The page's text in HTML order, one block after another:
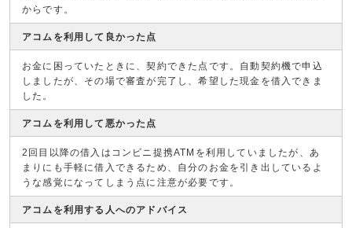
からです。
アコムを利用して良かった点
お金に困っていたときに、契約できた点です。自動契約機で申込
しましたが、その場で審査が完了し、希望した現金を借入できま
した。
アコムを利用して悪かった点
2回目以降の借入はコンビニ提携ATMを利用していましたが、あ
まりにも手軽に借入できるため、自分のお金を引き出しているよ
うな感覚になってしまう点に注意が必要です。
アコムを利用する人へのアドバイス